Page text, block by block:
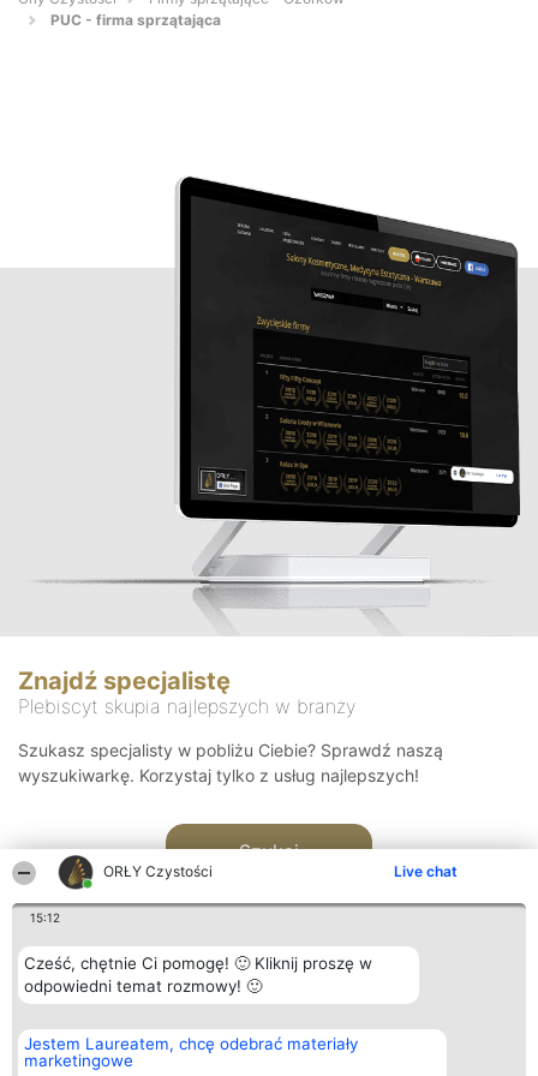
ORŁY Czystości Live chat
15:12
Cześć, chętnie Ci pomogę! 🙂 Kliknij proszę w
odpowiedni temat rozmowy! 🙂
Jestem Laureatem, chcę odebrać materiały
marketingowe
PUC - firma sprzątająca
Znajdź specjalistę
Plebiscyt skupia najlepszych w branży
Szukasz specjalisty w pobliżu Ciebie? Sprawdź naszą
wyszukiwarkę. Korzystaj tylko z usług najlepszych!
Szukaj
Organizator plebiscytu
Bright Side Solutions sp. z o.
o. sp. k.
Plebiscyt
Laureaci
Kontakt
Kontakt